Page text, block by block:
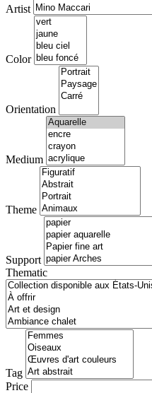
Artist
Color
Orientation
Medium
Theme
Support
Thematic
Tag
Price